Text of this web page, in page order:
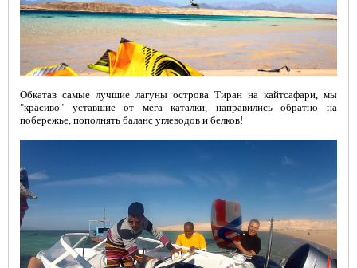
Обкатав самые лучшие лагуны острова Тиран на кайтсафари, мы
"красиво" уставшие от мега каталки, направились обратно на
побережье, пополнять баланс углеводов и белков!